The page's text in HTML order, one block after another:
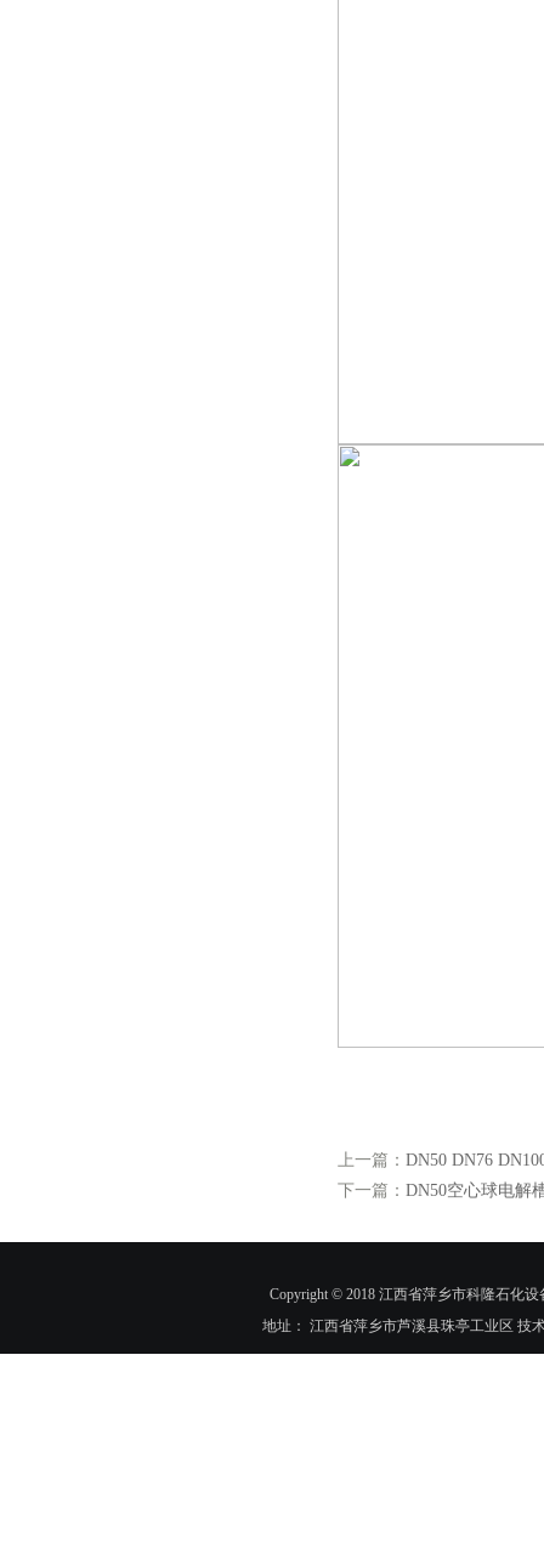
上一篇： DN50 DN76
下一篇： DN50空心球电解
Copyright © 2018 江西省萍乡市科隆石化
地址： 江西省萍乡市芦溪县珠亭工业区 技